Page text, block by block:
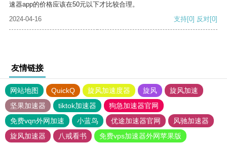
速器app的价格应该在50元以下才比较合理。
2024-04-16
支持[0] 反对[0]
友情链接
网站地图 QuickQ 旋风加速度器 旋风
旋风加速
坚果加速器
tiktok加速器
狗急加速器官网
免费vqn外网加速
小蓝鸟 优途加速器官网
风驰加速器
旋风加速器
八戒看书 免费vps加速器外网苹果版